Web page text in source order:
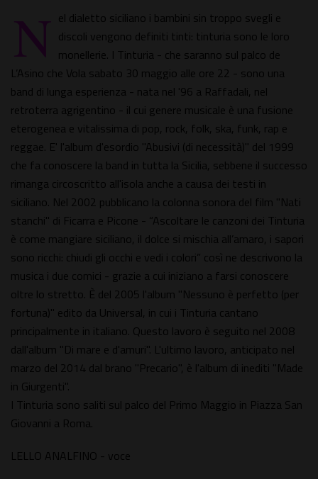
N el dialetto siciliano i bambini sin troppo svegli e
discoli vengono definiti tinti: tinturia sono le loro
monellerie. I Tinturia - che saranno sul palco de
L’Asino che Vola sabato 30 maggio alle ore 22 - sono una
band di lunga esperienza - nata nel '96 a Raffadali, nel
retroterra agrigentino - il cui genere musicale è una fusione
eterogenea e vitalissima di pop, rock, folk, ska, funk, rap e
reggae. E' l'album d'esordio "Abusivi (di necessità)" del 1999
che fa conoscere la band in tutta la Sicilia, sebbene il successo
rimanga circoscritto all'isola anche a causa dei testi in
siciliano. Nel 2002 pubblicano la colonna sonora del film "Nati
stanchi" di Ficarra e Picone - “Ascoltare le canzoni dei Tinturia
è come mangiare siciliano, il dolce si mischia all’amaro, i sapori
sono ricchi: chiudi gli occhi e vedi i colori” così ne descrivono la
musica i due comici - grazie a cui iniziano a farsi conoscere
oltre lo stretto. È del 2005 l'album "Nessuno è perfetto (per
fortuna)" edito da Universal, in cui i Tinturia cantano
principalmente in italiano. Questo lavoro è seguito nel 2008
dall'album "Di mare e d'amuri". L'ultimo lavoro, anticipato nel
marzo del 2014 dal brano "Precario", è l'album di inediti "Made
in Giurgenti".
I Tinturia sono saliti sul palco del Primo Maggio in Piazza San
Giovanni a Roma.
LELLO ANALFINO - voce